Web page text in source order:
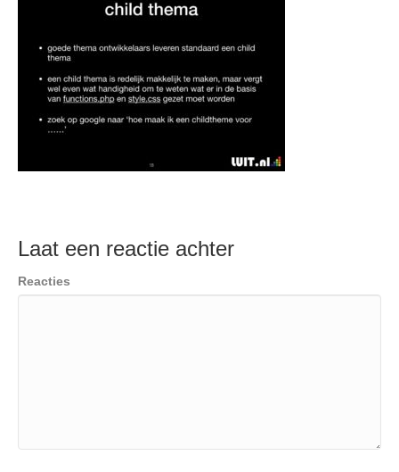
Laat een reactie achter
Reacties